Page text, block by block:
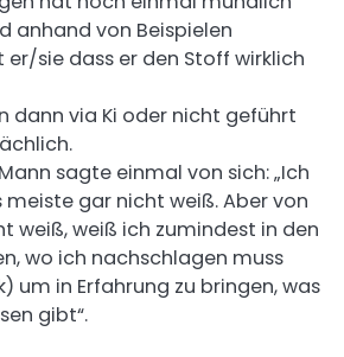
anhand von Beispielen
er/sie dass er den Stoff wirklich
dann via Ki oder nicht geführt
sagte einmal von sich: „Ich
gar nicht weiß. Aber von
weiß, weiß ich zumindest in den
wo ich nachschlagen muss
um in Erfahrung zu bringen, was
gibt“.